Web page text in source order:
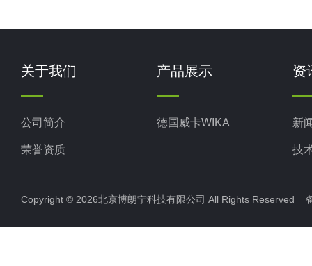
关于我们
公司简介
荣誉资质
产品展示
德国威卡WIKA
资
新
技
Copyright © 2026北京博朗宁科技有限公司 All Rights Reserved